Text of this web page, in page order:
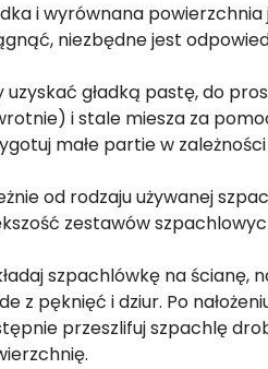
i wyrównana
niezbędne jest
uzyskać gładką pastę, do
i stale miesza za
małe partie w
od rodzaju używanej
zestawów
szpachlówkę na ścianę,
z pęknięć i dziur. Po
przeszlifuj szpachlę